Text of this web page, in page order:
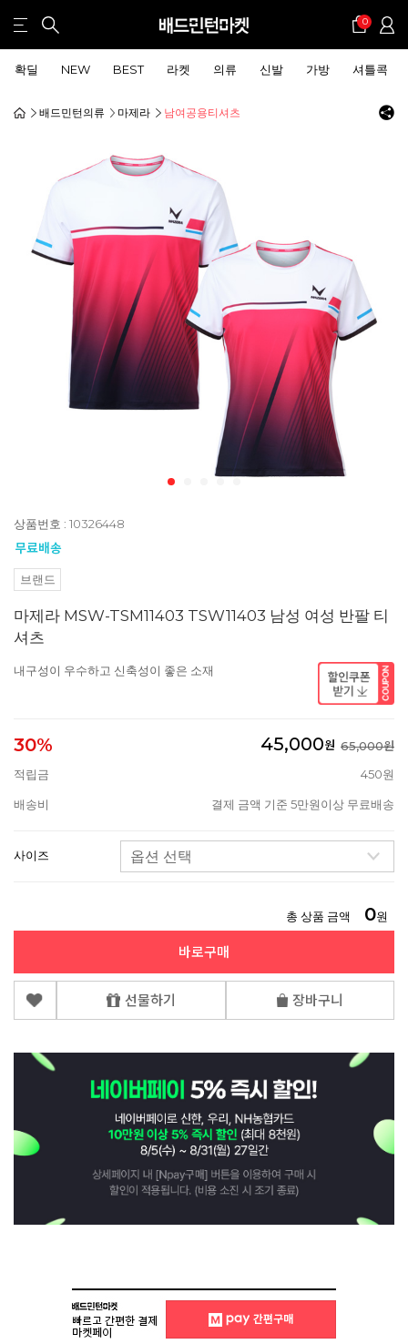
0
확딜 NEW BEST 라켓 의류 신발 가방 셔틀콕
배드민턴의류 마제라 남여공용티셔츠
상품번호 : 10326448
브랜드
마제라 MSW-TSM11403 TSW11403 남성 여성 반팔 티
셔츠
내구성이 우수하고 신축성이 좋은 소재
30% 45,000원 65,000원
적립금
450원
배송비 결제 금액 기준 5만원이상 무료배송
사이즈
총 상품 금액 0원
바로구매
선물하기 장바구니